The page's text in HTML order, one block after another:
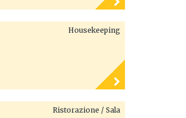
Housekeeping
Ristorazione / Sala